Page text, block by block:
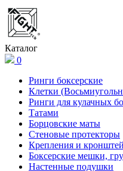
Каталог
0
Ринги боксерские
Клетки
Ринги для кулачных
Татами
Борцовские маты
Стеновые протекторы
Крепления и
Боксерские мешки,
Настенные подушки